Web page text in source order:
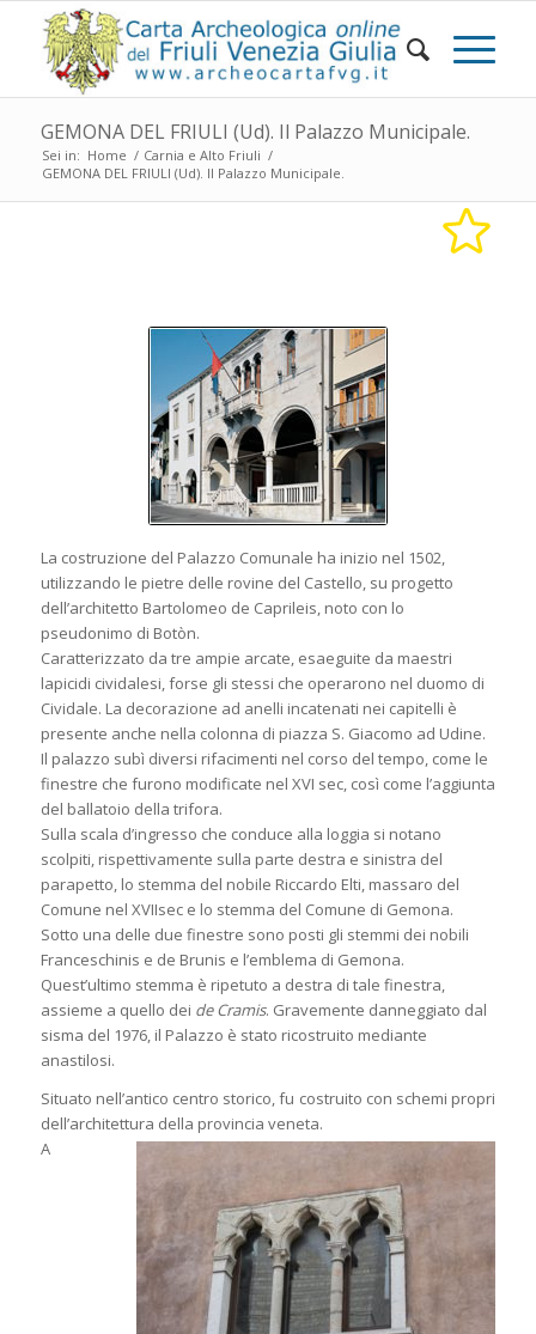
GEMONA DEL FRIULI (Ud). Il Palazzo Municipale.
Sei in: Home / Carnia e Alto Friuli /
GEMONA DEL FRIULI (Ud). Il Palazzo Municipale.
La costruzione del Palazzo Comunale ha inizio nel 1502,
utilizzando le pietre delle rovine del Castello, su progetto
dell’architetto Bartolomeo de Caprileis, noto con lo
pseudonimo di Botòn.
Caratterizzato da tre ampie arcate, esaeguite da maestri
lapicidi cividalesi, forse gli stessi che operarono nel duomo di
Cividale. La decorazione ad anelli incatenati nei capitelli è
presente anche nella colonna di piazza S. Giacomo ad Udine.
Il palazzo subì diversi rifacimenti nel corso del tempo, come le
finestre che furono modificate nel XVI sec, così come l’aggiunta
del ballatoio della trifora.
Sulla scala d’ingresso che conduce alla loggia si notano
scolpiti, rispettivamente sulla parte destra e sinistra del
parapetto, lo stemma del nobile Riccardo Elti, massaro del
Comune nel XVIIsec e lo stemma del Comune di Gemona.
Sotto una delle due finestre sono posti gli stemmi dei nobili
Franceschinis e de Brunis e l’emblema di Gemona.
Quest’ultimo stemma è ripetuto a destra di tale finestra,
assieme a quello dei de Cramis. Gravemente danneggiato dal
sisma del 1976, il Palazzo è stato ricostruito mediante
anastilosi.
Situato nell’antico centro storico, fu costruito con schemi propri
dell’architettura della provincia veneta.
A